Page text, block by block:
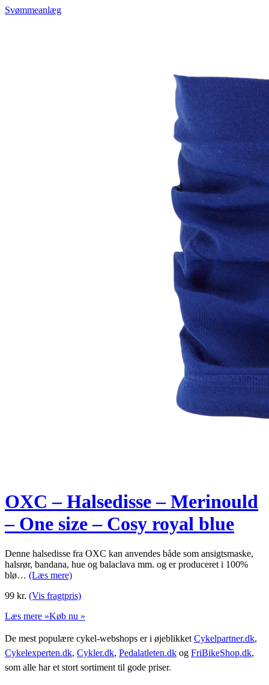
Svømmeanlæg
OXC – Halsedisse – Merinould
– One size – Cosy royal blue
Denne halsedisse fra OXC kan anvendes både som ansigtsmaske,
halsrør, bandana, hue og balaclava mm. og er produceret i 100%
blø… (Læs mere)
99 kr. (Vis fragtpris)
Læs mere »Køb nu »
De mest populære cykel-webshops er i øjeblikket Cykelpartner.dk,
Cykelexperten.dk, Cykler.dk, Pedalatleten.dk og FriBikeShop.dk,
som alle har et stort sortiment til gode priser.